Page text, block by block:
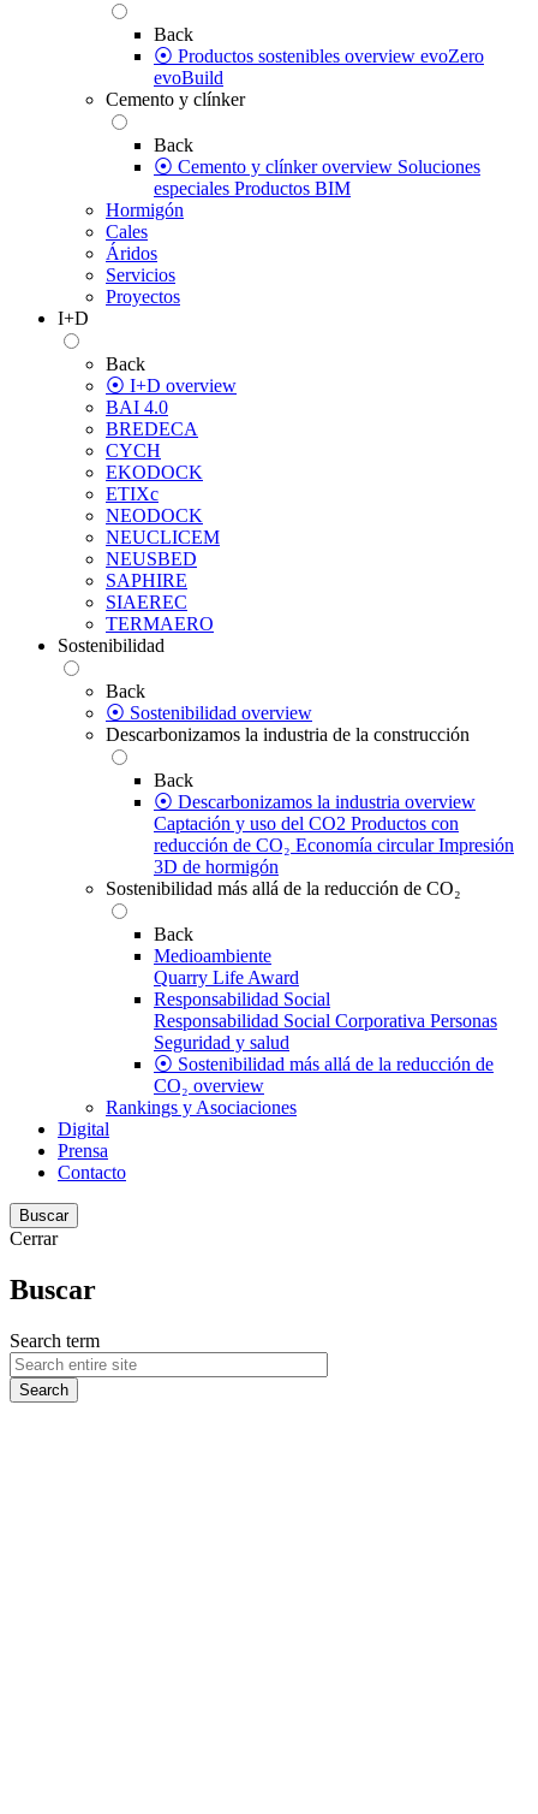
Back
⦿ Productos sostenibles overview evoZero
evoBuild
Cemento y clínker
Back
⦿ Cemento y clínker overview Soluciones
especiales Productos BIM
Hormigón
Cales
Áridos
Servicios
Proyectos
I+D
Back
⦿ I+D overview
BAI 4.0
BREDECA
CYCH
EKODOCK
ETIXc
NEODOCK
NEUCLICEM
NEUSBED
SAPHIRE
SIAEREC
TERMAERO
Sostenibilidad
Back
⦿ Sostenibilidad overview
Descarbonizamos la industria de la construcción
Back
⦿ Descarbonizamos la industria overview
Captación y uso del CO2 Productos con
reducción de CO₂ Economía circular Impresión
3D de hormigón
Sostenibilidad más allá de la reducción de CO₂
Back
Medioambiente
Quarry Life Award
Responsabilidad Social
Responsabilidad Social Corporativa Personas
Seguridad y salud
⦿ Sostenibilidad más allá de la reducción de
CO₂ overview
Rankings y Asociaciones
Digital
Prensa
Contacto
Buscar
Cerrar
Buscar
Search term